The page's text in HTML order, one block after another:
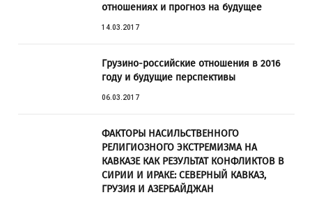
отношениях и прогноз на будущее
14.03.2017
Грузино-российские отношения в 2016
году и будущие перспективы
06.03.2017
ФАКТОРЫ НАСИЛЬСТВЕННОГО
РЕЛИГИОЗНОГО ЭКСТРЕМИЗМА НА
КАВКАЗЕ КАК РЕЗУЛЬТАТ КОНФЛИКТОВ В
СИРИИ И ИРАКЕ: СЕВЕРНЫЙ КАВКАЗ,
ГРУЗИЯ И АЗЕРБАЙДЖАН